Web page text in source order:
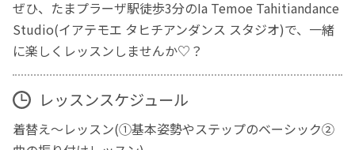
ぜひ、たまプラーザ駅徒歩3分のIa Temoe Tahitiandance
Studio(イアテモエ タヒチアンダンス スタジオ)で、一緒
に楽しくレッスンしませんか♡？
レッスンスケジュール
着替え〜レッスン(①基本姿勢やステップのベーシック②